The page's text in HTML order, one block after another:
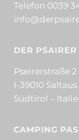
Telefon 0039
DER PSAIRER
Pseirerstraße 2
I-39010
Südtirol –
CAMPING